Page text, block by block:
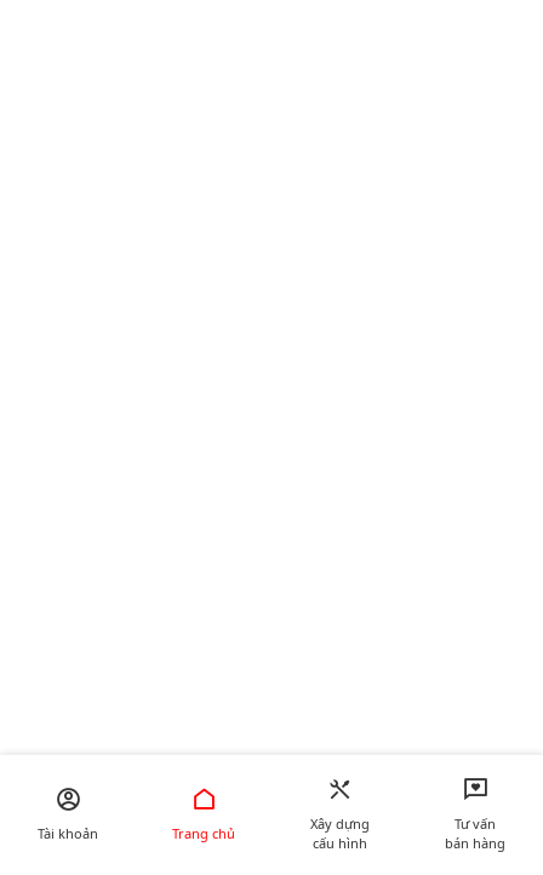
Tài khoản Trang chủ
Xây dựng
cấu hình
Tư vấn
bán hàng